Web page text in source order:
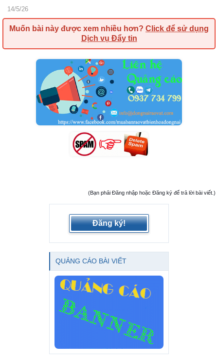
14/5/26
Muốn bài này được xem nhiều hơn? Click để sử dụng
Dịch vụ Đẩy tin
(Bạn phải Đăng nhập hoặc Đăng ký để trả lời bài viết.)
Đăng ký!
QUẢNG CÁO BÀI VIẾT